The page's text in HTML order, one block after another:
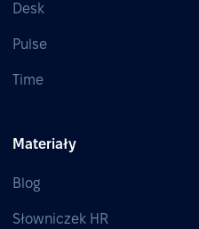
Desk
Pulse
Time
Materiały
Blog
Słowniczek HR